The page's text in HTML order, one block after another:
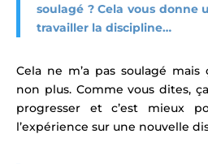
soulagé ? Cela vous donne
travailler la discipline…
Cela ne m’a pas soulagé mais
non plus. Comme vous dites,
progresser et c’est mieux
l’expérience sur une nouvelle